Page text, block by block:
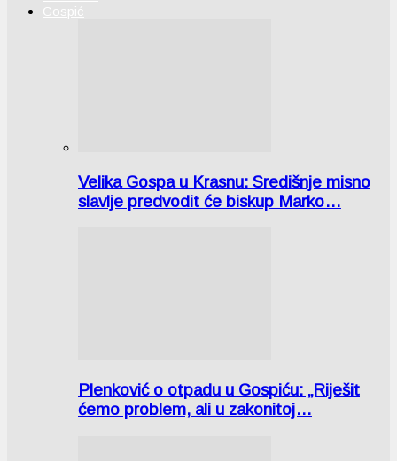
Gospić
Velika Gospa u Krasnu: Središnje misno
slavlje predvodit će biskup Marko…
Plenković o otpadu u Gospiću: „Riješit
ćemo problem, ali u zakonitoj…